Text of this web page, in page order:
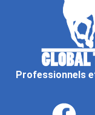
Professionnels